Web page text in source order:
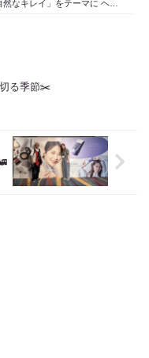
然なキレイ」をテーマに ヘア
る季節✂️